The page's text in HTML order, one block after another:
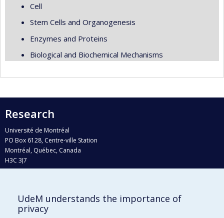
Cell
Stem Cells and Organogenesis
Enzymes and Proteins
Biological and Biochemical Mechanisms
Research
Université de Montréal
PO Box 6128, Centre-ville Station
Montréal, Québec, Canada
H3C 3J7
Who does what?
UdeM understands the importance of
privacy